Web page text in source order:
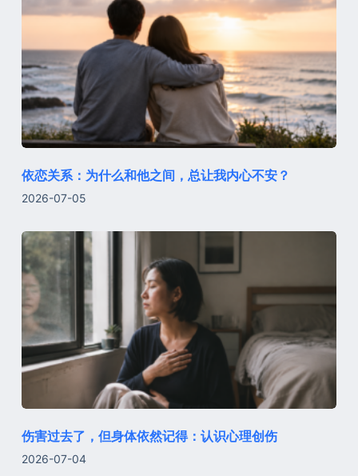
依恋关系：为什么和他之间，总让我内心不安？
2026-07-05
伤害过去了，但身体依然记得：认识心理创伤
2026-07-04